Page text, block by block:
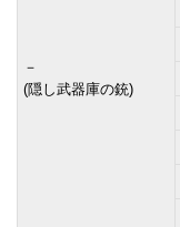
－
(隠し武器庫の銃)